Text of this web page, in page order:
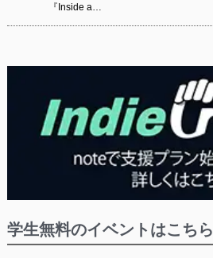
『Inside a…
学生無料のイベントはこちら